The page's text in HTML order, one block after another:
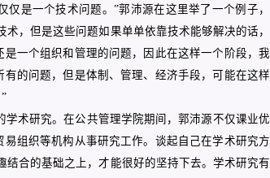
是一个技术问题。”郭沛源在这里举了一个例子，
，但是这些问题如果单单依靠技术能够解决的话，
一个组织和管理的问题，因此在这样一个阶段，我
的问题，但是体制、管理、经济手段，可能在这样
术研究。在公共管理学院期间，郭沛源不仅课业优
组织等机构从事研究工作。谈起自己在学术研究方
合的基础之上，才能很好的坚持下去。学术研究有